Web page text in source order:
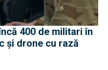
400 de militari în
și drone cu rază